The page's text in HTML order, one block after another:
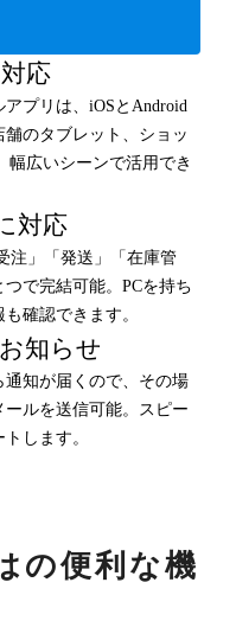
応
プリは、iOSとAndroid
のタブレット、ショッ
幅広いシーンで活用でき
対応
注」「発送」「在庫管
で完結可能。PCを持ち
確認できます。
知らせ
知が届くので、その場
ルを送信可能。スピー
します。
の便利な機